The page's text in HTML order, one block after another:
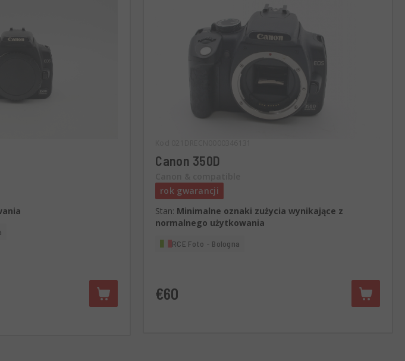
Canon 350D
rok gwarancji
Stan: Minimalne oznaki zużycia wynikające z
normalnego użytkowania
RCE Foto - Bologna
€60